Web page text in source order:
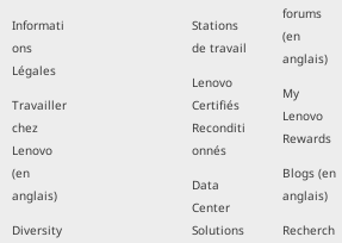
Informati
ons
Légales
Travailler
chez
Lenovo
(en
anglais)
Diversity
Stations
de travail
Lenovo
Certifiés
Reconditi
onnés
Data
Center
Solutions
forums
(en
anglais)
My
Lenovo
Rewards
Blogs (en
anglais)
Recherch